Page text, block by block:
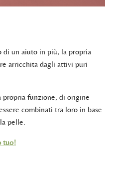
di un aiuto in più, la propria
arricchita dagli attivi puri
funzione, di origine
combinati tra loro in base
pelle.
tuo!